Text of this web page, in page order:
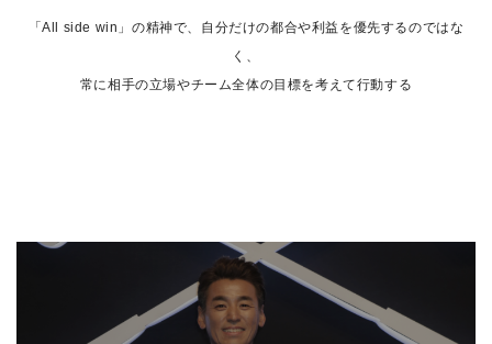
「All side win」の精神で、自分だけの都合や利益を優先するのではな
く、
常に相手の立場やチーム全体の目標を考えて行動する